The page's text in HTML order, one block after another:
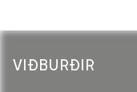
VIÐBURÐIR